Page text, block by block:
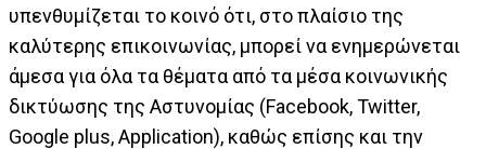
υπενθυμίζεται το κοινό ότι, στο πλαίσιο της
καλύτερης επικοινωνίας, μπορεί να ενημερώνεται
άμεσα για όλα τα θέματα από τα μέσα κοινωνικής
δικτύωσης της Αστυνομίας (Facebook, Twitter,
Google plus, Application), καθώς επίσης και την